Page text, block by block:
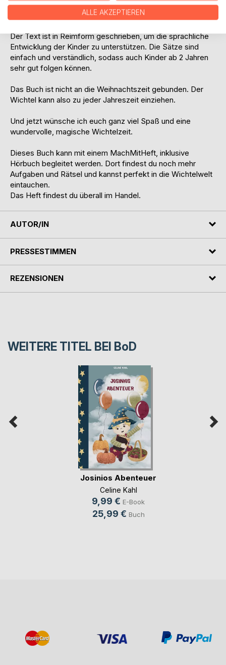
Wenn euer Wichtel einen anderen Namen haben soll,
könntet ihr ´Rufus´ mit eurem Wunschnamen ersetzen.
Der Text ist in Reimform geschrieben, um die sprachliche
Entwicklung der Kinder zu unterstützen. Die Sätze sind
einfach und verständlich, sodass auch Kinder ab 2 Jahren
sehr gut folgen können.
Das Buch ist nicht an die Weihnachtszeit gebunden. Der
Wichtel kann also zu jeder Jahreszeit einziehen.
Und jetzt wünsche ich euch ganz viel Spaß und eine
wundervolle, magische Wichtelzeit.
Dieses Buch kann mit einem MachMitHeft, inklusive
Hörbuch begleitet werden. Dort findest du noch mehr
Aufgaben und Rätsel und kannst perfekt in die Wichtelwelt
eintauchen.
Das Heft findest du überall im Handel.
AUTOR/IN
PRESSESTIMMEN
REZENSIONEN
WEITERE TITEL BEI BoD
Josinios Abenteuer
Celine Kahl
9,99 € E-Book
25,99 € Buch
ALLE AKZEPTIEREN